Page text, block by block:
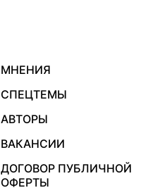
МНЕНИЯ
СПЕЦТЕМЫ
АВТОРЫ
ВАКАНСИИ
ДОГОВОР ПУБЛИЧНОЙ
ОФЕРТЫ